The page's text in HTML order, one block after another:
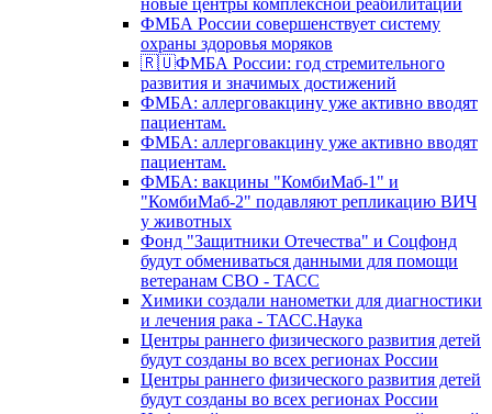
новые центры комплексной реабилитации
ФМБА России совершенствует систему
охраны здоровья моряков
🇷🇺ФМБА России: год стремительного
развития и значимых достижений
ФМБА: аллерговакцину уже активно вводят
пациентам.
ФМБА: аллерговакцину уже активно вводят
пациентам.
ФМБА: вакцины "КомбиМаб-1" и
"КомбиМаб-2" подавляют репликацию ВИЧ
у животных
Фонд "Защитники Отечества" и Соцфонд
будут обмениваться данными для помощи
ветеранам СВО - ТАСС
Химики создали нанометки для диагностики
и лечения рака - ТАСС.Наука
Центры раннего физического развития детей
будут созданы во всех регионах России
Центры раннего физического развития детей
будут созданы во всех регионах России